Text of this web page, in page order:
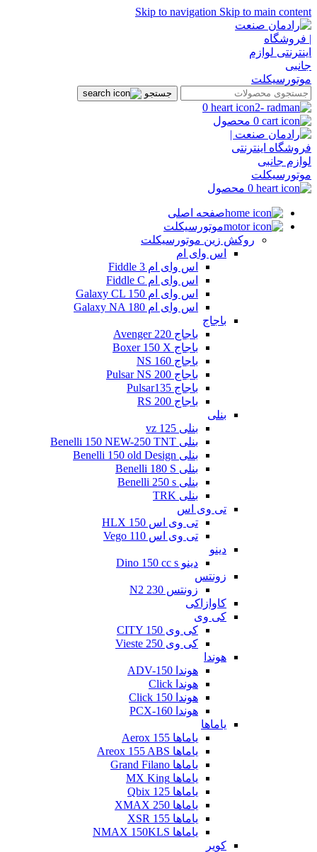
Skip to navigation Skip to main content
جستجو
0
0 محصول
0 محصول
صفحه اصلی
موتورسیکلت
روکش زین موتورسیکلت
اس وای ام
اس وای ام Fiddle 3
اس وای ام Fiddle C
اس وای ام Galaxy CL 150
اس وای ام Galaxy NA 180
باجاج
باجاج Avenger 220
باجاج Boxer 150 X
باجاج NS 160
باجاج Pulsar NS 200
باجاج Pulsar135
باجاج RS 200
بنلی
بنلی 125 vz
بنلی Benelli 150 NEW-250 TNT
بنلی Benelli 150 old Design
بنلی Benelli 180 S
بنلی Benelli 250 s
بنلی TRK
تی وی اس
تی وی اس 150 HLX
تی وی اس Vego 110
دینو
دینو Dino 150 cc s
زونتس
زونتس N2 230
کاوازاکی
کی وی
کی وی CITY 150
کی وی Vieste 250
هوندا
هوندا ADV-150
هوندا Click
هوندا Click 150
هوندا PCX-160
یاماها
یاماها Aerox 155
یاماها Areox 155 ABS
یاماها Grand Filano
یاماها MX King
یاماها Qbix 125
یاماها XMAX 250
یاماها XSR 155
یاماها NMAX 150KLS
کویر